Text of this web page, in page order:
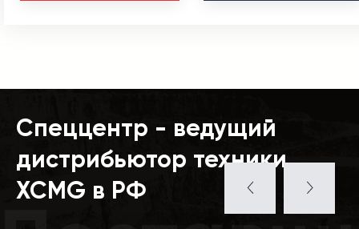
Спеццентр - ведущий
дистрибьютор техники
XCMG в РФ